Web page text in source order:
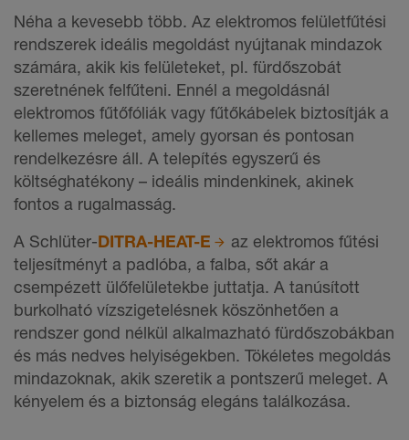
Néha a kevesebb több. Az elektromos felületfűtési
rendszerek ideális megoldást nyújtanak mindazok
számára, akik kis felületeket, pl. fürdőszobát
szeretnének felfűteni. Ennél a megoldásnál
elektromos fűtőfóliák vagy fűtőkábelek biztosítják a
kellemes meleget, amely gyorsan és pontosan
rendelkezésre áll. A telepítés egyszerű és
költséghatékony – ideális mindenkinek, akinek
fontos a rugalmasság.
A Schlüter-DITRA-HEAT-E
az elektromos fűtési
teljesítményt a padlóba, a falba, sőt akár a
csempézett ülőfelületekbe juttatja. A tanúsított
burkolható vízszigetelésnek köszönhetően a
rendszer gond nélkül alkalmazható fürdőszobákban
és más nedves helyiségekben. Tökéletes megoldás
mindazoknak, akik szeretik a pontszerű meleget. A
kényelem és a biztonság elegáns találkozása.